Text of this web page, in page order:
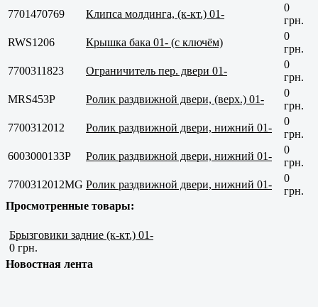
7701470769
Клипса молдинга, (к-кт.) 01-
0
грн.
RWS1206
Крышка бака 01- (c ключём)
0
грн.
7700311823
Ограничитель пер. двери 01-
0
грн.
MRS453P
Ролик раздвижной двери, (верх.) 01-
0
грн.
7700312012
Ролик раздвижной двери, нижний 01-
0
грн.
6003000133P
Ролик раздвижной двери, нижний 01-
0
грн.
7700312012MG Ролик раздвижной двери, нижний 01-
0
грн.
Просмотренные товары:
Брызговики задние (к-кт.) 01-
0 грн.
Новостная лента